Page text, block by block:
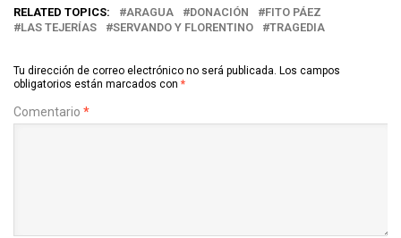
RELATED TOPICS: ARAGUA DONACIÓN
FITO PÁEZ
LAS TEJERÍAS
SERVANDO Y FLORENTINO TRAGEDIA
Tu dirección de correo electrónico no será publicada. Los campos
obligatorios están marcados con *
Comentario *